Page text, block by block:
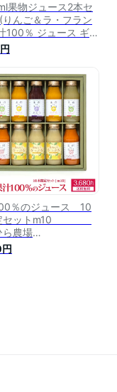
果物ジュース2本セ
りんご＆ラ・フラン
100％ ジュース ギフ
合わせ プレゼント
誕生日 結婚内祝い
祝い 引越し祝い お返
り寄せ 法事 プチギ
康 送料無料 のし 熨
れ対応可 なかひら農
直販
％のジュース 10
セットm10
ら農場
送料無料
％ なかひら農場 製